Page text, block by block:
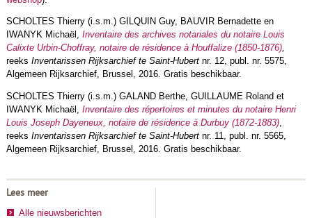
SCHOLTES Thierry (i.s.m.) GILQUIN Guy, BAUVIR Bernadette en
IWANYK Michaël, Inventaire des archives notariales du notaire Louis
Calixte Urbin-Choffray, notaire de résidence à Houffalize (1850-1876),
reeks Inventarissen Rijksarchief te Saint-Hubert nr. 12, publ. nr. 5575,
Algemeen Rijksarchief, Brussel, 2016. Gratis beschikbaar.
SCHOLTES Thierry (i.s.m.) GALAND Berthe, GUILLAUME Roland et
IWANYK Michaël, Inventaire des répertoires et minutes du notaire Henri
Louis Joseph Dayeneux, notaire de résidence à Durbuy (1872-1883),
reeks Inventarissen Rijksarchief te Saint-Hubert nr. 11, publ. nr. 5565,
Algemeen Rijksarchief, Brussel, 2016. Gratis beschikbaar.
Lees meer
Alle nieuwsberichten